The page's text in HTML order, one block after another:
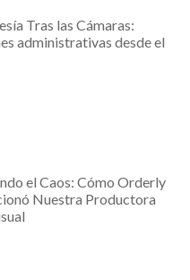
Tras las Cámaras:
administrativas desde el
el Caos: Cómo Orderly
Nuestra Productora